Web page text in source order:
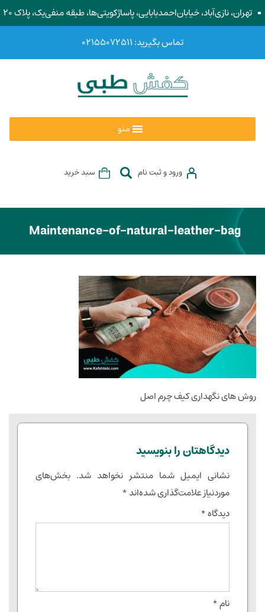
تهران، نازی‌آباد، خیابان‌احمد‌بابایی، پاساژ‌کویتی‌ها، طبقه منفی‌یک، پلاک ۲۰
تماس بگیرید: ۰۲۱۵۵۰۷۲۵۱۱
منو
ورود و ثبت نام سبد خرید
Maintenance-of-natural-leather-bag
روش های نگهداری کیف چرم اصل
دیدگاهتان را بنویسید
نشانی ایمیل شما منتشر نخواهد شد. بخش‌های
موردنیاز علامت‌گذاری شده‌اند*
دیدگاه*
نام*